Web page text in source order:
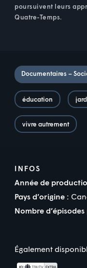
poursuivent leurs
Quatre-Temps.
Documentaires –
éducation
vivre autrement
INFOS
Année de
Pays d’origine :
Nombre d’épisodes
Également